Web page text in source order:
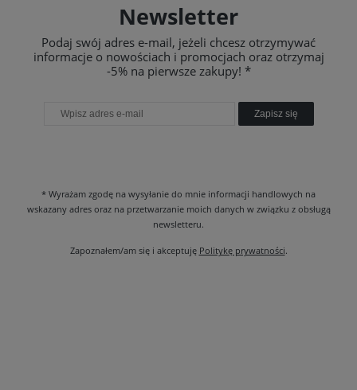
Newsletter
Podaj swój adres e-mail, jeżeli chcesz otrzymywać
informacje o nowościach i promocjach oraz otrzymaj
-5% na pierwsze zakupy! *
Zapisz się
* Wyrażam zgodę na wysyłanie do mnie informacji handlowych na
wskazany adres oraz na przetwarzanie moich danych w związku z obsługą
newsletteru.
Zapoznałem/am się i akceptuję Politykę prywatności.